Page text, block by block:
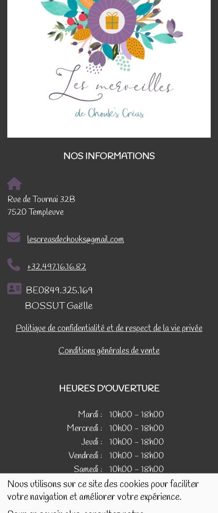
Nous utilisons sur ce site des cookies pour faciliter
votre navigation et améliorer votre expérience.
NOS INFORMATIONS
Rue de Tournai 32B
7520 Templeuve
lescreasdechouks@gmail.com
+32.497.16.16.82
BE0849.325.169
BOSSUT Gaëlle
Politique de confidentialité et de respect de la vie privée
Conditions générales de vente
HEURES D'OUVERTURE
Mardi :
10h00 - 18h00
Mercredi :
10h00 - 18h00
Jeudi :
10h00 - 18h00
Vendredi :
10h00 - 18h00
Samedi :
10h00 - 18h00
IMAGES